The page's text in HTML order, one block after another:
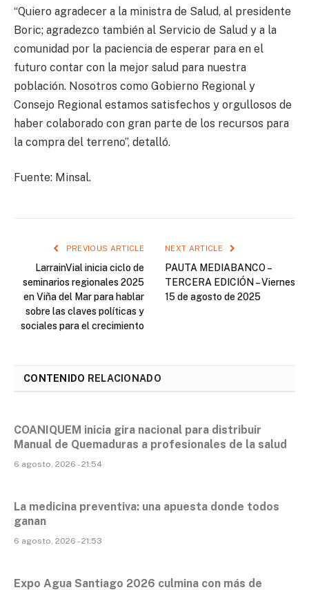
“Quiero agradecer a la ministra de Salud, al presidente
Boric; agradezco también al Servicio de Salud y a la
comunidad por la paciencia de esperar para en el
futuro contar con la mejor salud para nuestra
población. Nosotros como Gobierno Regional y
Consejo Regional estamos satisfechos y orgullosos de
haber colaborado con gran parte de los recursos para
la compra del terreno”, detalló.
Fuente: Minsal.
PREVIOUS ARTICLE
LarrainVial inicia ciclo de
seminarios regionales 2025
en Viña del Mar para hablar
sobre las claves políticas y
sociales para el crecimiento
NEXT ARTICLE
PAUTA MEDIABANCO –
TERCERA EDICIÓN – Viernes
15 de agosto de 2025
CONTENIDO RELACIONADO
COANIQUEM inicia gira nacional para distribuir
Manual de Quemaduras a profesionales de la salud
6 agosto, 2026 - 21:54
La medicina preventiva: una apuesta donde todos
ganan
6 agosto, 2026 - 21:53
Expo Agua Santiago 2026 culmina con más de